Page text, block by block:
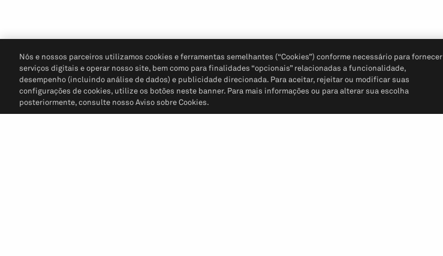
Nós e nossos parceiros utilizamos cookies e ferramentas semelhantes (“Cookies”) conforme necessário para fornecer
serviços digitais e operar nosso site, bem como para finalidades “opcionais” relacionadas a funcionalidade,
desempenho (incluindo análise de dados) e publicidade direcionada. Para aceitar, rejeitar ou modificar suas
configurações de cookies, utilize os botões neste banner. Para mais informações ou para alterar sua escolha
posteriormente, consulte nosso Aviso sobre Cookies.